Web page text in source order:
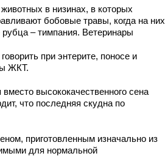
в низинах, в которых
бобовые травы, когда на них
– тимпания. Ветеринары
при энтерите, поносе и
ЖКТ.
высококачественного сена
что последняя скудна по
приготовленным изначально из
для нормальной